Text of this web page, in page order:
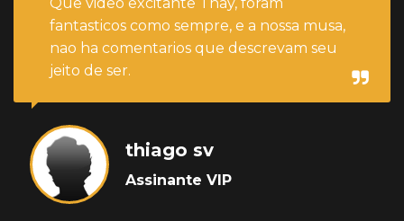
Que video excitante Thay, foram
fantasticos como sempre, e a nossa musa,
nao ha comentarios que descrevam seu
jeito de ser.
thiago sv
Assinante VIP